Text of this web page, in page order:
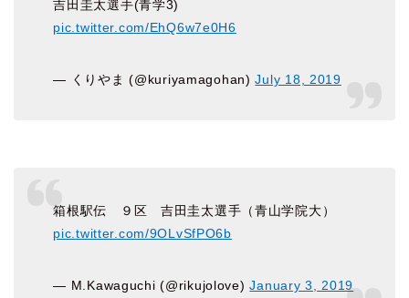
吉田圭太選手(青学3)
pic.twitter.com/EhQ6w7e0H6
— くりやま (@kuriyamagohan)July 18, 2019
箱根駅伝 ９区 吉田圭太選手（青山学院大）
pic.twitter.com/9OLvSfPO6b
— M.Kawaguchi (@rikujolove)January 3, 2019